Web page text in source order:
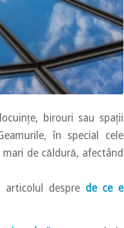
birouri sau spații
în special cele
de căldură, afectând
articolul despre de ce e